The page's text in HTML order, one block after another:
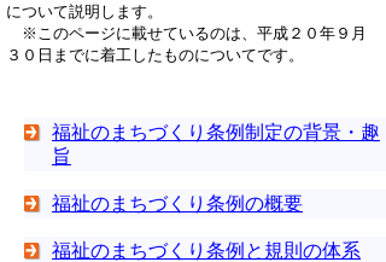
について説明します。
※このページに載せているのは、平成２０年９月
３０日までに着工したものについてです。
福祉のまちづくり条例制定の背景・趣
旨
福祉のまちづくり条例の概要
福祉のまちづくり条例と規則の体系